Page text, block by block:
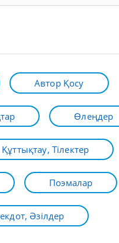
Автор Қосу
Өлеңдер
Құттықтау, Тілектер
Поэмалар
Әзілдер